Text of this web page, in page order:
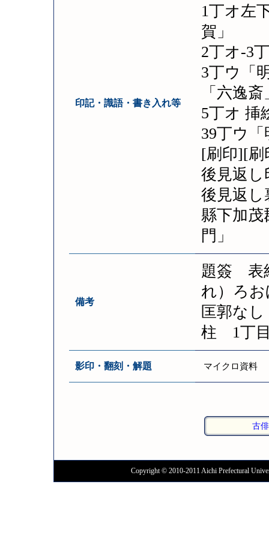
印記・識語・書き入れ等
1丁オ左
賀」
2丁オ‐3
3丁ウ「
「六逸
5丁オ 挿
39丁ウ
[刷印][刷
後見返し
後見返し
縣下加茂
門」
備考
題簽 表
れ）ろお
匡郭なし
柱 1丁
影印・翻刻・解題 マイクロ資料
古
Copyright © 2010-2011 Aichi Prefectural